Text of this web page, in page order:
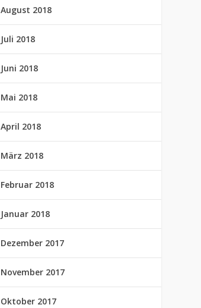
August 2018
Juli 2018
Juni 2018
Mai 2018
April 2018
März 2018
Februar 2018
Januar 2018
Dezember 2017
November 2017
Oktober 2017